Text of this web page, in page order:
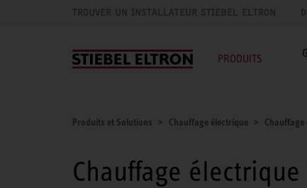
TROUVER UN INSTALLATEUR STIEBEL ELTRON
PRODUITS
Produits et Solutions Chauffage électrique
Chauffage